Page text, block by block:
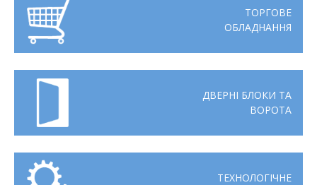
ТОРГОВЕ
ОБЛАДНАННЯ
ДВЕРНІ БЛОКИ ТА
ВОРОТА
ТЕХНОЛОГІЧНЕ